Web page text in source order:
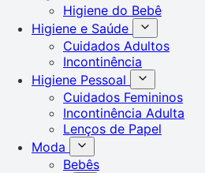
Higiene do Bebê
Higiene e Saúde
Cuidados Adultos
Incontinência
Higiene Pessoal
Cuidados Femininos
Incontinência Adulta
Lenços de Papel
Moda
Bebês